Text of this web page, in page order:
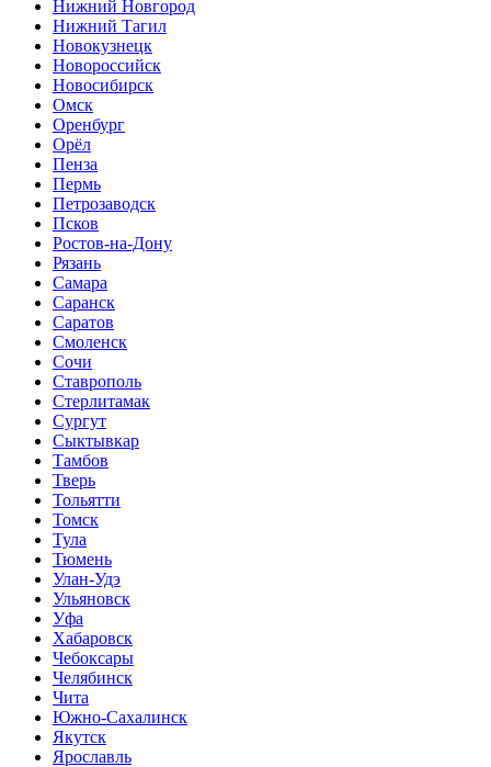
Нижний Новгород
Нижний Тагил
Новокузнецк
Новороссийск
Новосибирск
Омск
Оренбург
Орёл
Пенза
Пермь
Петрозаводск
Псков
Ростов-на-Дону
Рязань
Самара
Саранск
Саратов
Смоленск
Сочи
Ставрополь
Стерлитамак
Сургут
Сыктывкар
Тамбов
Тверь
Тольятти
Томск
Тула
Тюмень
Улан-Удэ
Ульяновск
Уфа
Хабаровск
Чебоксары
Челябинск
Чита
Южно-Сахалинск
Якутск
Ярославль